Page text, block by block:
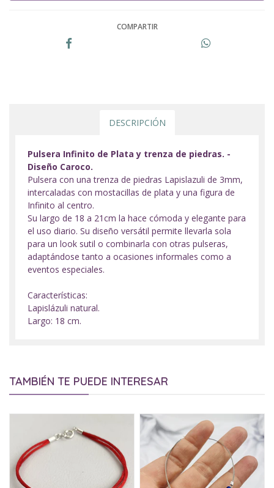
COMPARTIR
DESCRIPCIÓN
Pulsera Infinito de Plata y trenza de piedras. -
Diseño Caroco.
Pulsera con una trenza de piedras Lapislazuli de 3mm,
intercaladas con mostacillas de plata y una figura de
Infinito al centro.
Su largo de 18 a 21cm la hace cómoda y elegante para
el uso diario. Su diseño versátil permite llevarla sola
para un look sutil o combinarla con otras pulseras,
adaptándose tanto a ocasiones informales como a
eventos especiales.
Características:
Lapislázuli natural.
Largo: 18 cm.
TAMBIÉN TE PUEDE INTERESAR